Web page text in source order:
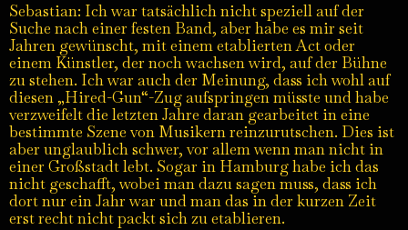
Sebastian: Ich war tatsächlich nicht speziell auf der
Suche nach einer festen Band, aber habe es mir seit
Jahren gewünscht, mit einem etablierten Act oder
einem Künstler, der noch wachsen wird, auf der Bühne
zu stehen. Ich war auch der Meinung, dass ich wohl auf
diesen „Hired-Gun“-Zug aufspringen müsste und habe
verzweifelt die letzten Jahre daran gearbeitet in eine
bestimmte Szene von Musikern reinzurutschen. Dies ist
aber unglaublich schwer, vor allem wenn man nicht in
einer Großstadt lebt. Sogar in Hamburg habe ich das
nicht geschafft, wobei man dazu sagen muss, dass ich
dort nur ein Jahr war und man das in der kurzen Zeit
erst recht nicht packt sich zu etablieren.